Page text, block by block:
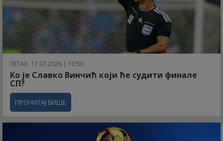
ПЕТАК, 17.07.2026 | 10:50
Ко је Славко Винчић који ће судити финале
СП?
ПРОЧИТАЈ ВИШЕ